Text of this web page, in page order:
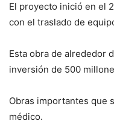
El proyecto inició en el
con el traslado de
Esta obra de alrededor
inversión de 500
Obras importantes que
médico.